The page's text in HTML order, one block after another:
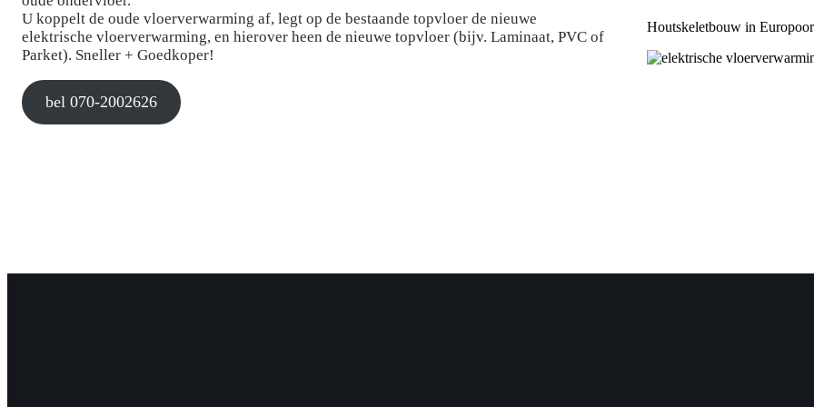
U koppelt de oude vloerverwarming af, legt op de bestaande topvloer de nieuwe
elektrische vloerverwarming, en hierover heen de nieuwe topvloer (bijv. Laminaat, PVC of
Parket). Sneller + Goedkoper!
bel 070-2002626
Houtskeletbouw in